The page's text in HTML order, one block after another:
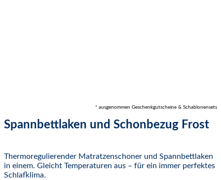
* ausgenommen Geschenkgutscheine & Schablonensets
Spannbettlaken und Schonbezug Frost
Thermoregulierender Matratzenschoner und Spannbettlaken
in einem. Gleicht Temperaturen aus – für ein immer perfektes
Schlafklima.